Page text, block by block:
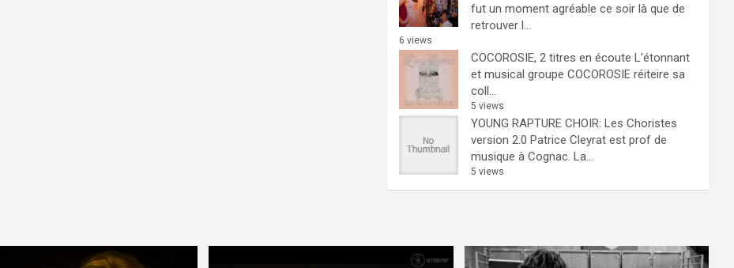
fut un moment agréable ce soir là que de
retrouver l...
6 views
COCOROSIE, 2 titres en écoute L'étonnant
et musical groupe COCOROSIE réiteire sa
coll...
5 views
YOUNG RAPTURE CHOIR: Les Choristes
version 2.0 Patrice Cleyrat est prof de
musique à Cognac. La...
5 views